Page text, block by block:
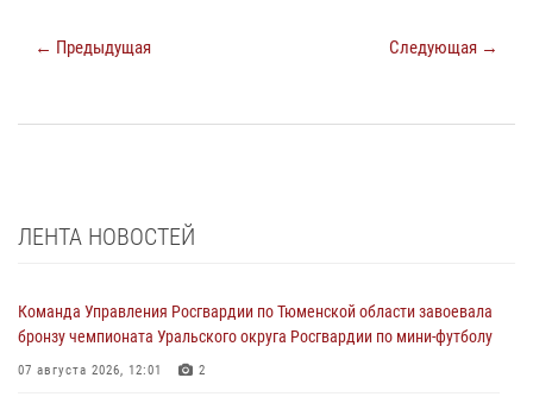
← Предыдущая Следующая →
ЛЕНТА НОВОСТЕЙ
Команда Управления Росгвардии по Тюменской области завоевала
бронзу чемпионата Уральского округа Росгвардии по мини-футболу
07 августа 2026, 12:01 2